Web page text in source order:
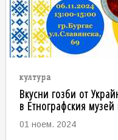
култура
Вкусни гозби от
в Етнографския музей
01 ноем. 2024